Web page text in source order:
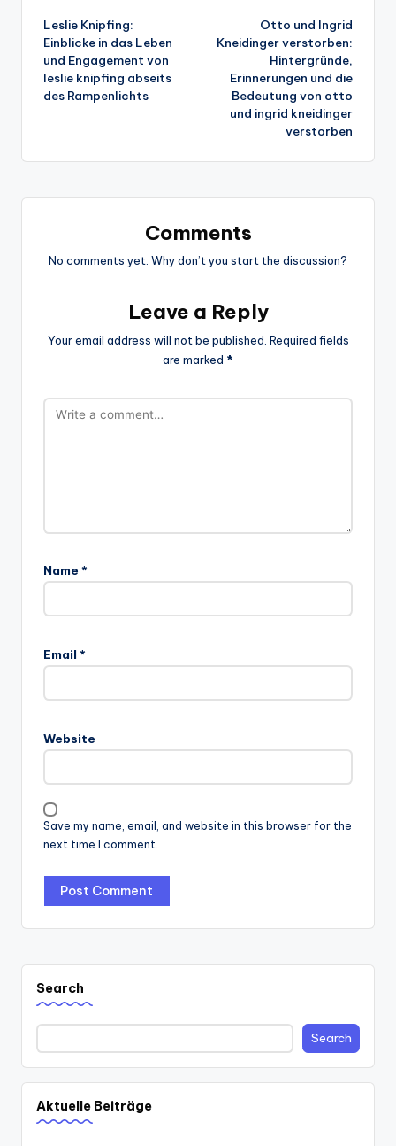
navigation
Leslie Knipfing:
Einblicke in das Leben
und Engagement von
leslie knipfing abseits
des Rampenlichts
Otto und Ingrid
Kneidinger verstorben:
Hintergründe,
Erinnerungen und die
Bedeutung von otto
und ingrid kneidinger
verstorben
Comments
No comments yet. Why don’t you start the discussion?
Leave a Reply
Your email address will not be published. Required fields
are marked *
Name *
Email *
Website
Save my name, email, and website in this browser for the
next time I comment.
Search
Search
Aktuelle Beiträge